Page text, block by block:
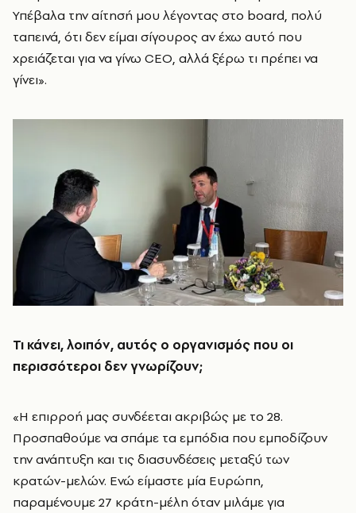
Υπέβαλα την αίτησή μου λέγοντας στο board, πολύ
ταπεινά, ότι δεν είμαι σίγουρος αν έχω αυτό που
χρειάζεται για να γίνω CEO, αλλά ξέρω τι πρέπει να
γίνει».
Τι κάνει, λοιπόν, αυτός ο οργανισμός που οι
περισσότεροι δεν γνωρίζουν;
«Η επιρροή μας συνδέεται ακριβώς με το 28.
Προσπαθούμε να σπάμε τα εμπόδια που εμποδίζουν
την ανάπτυξη και τις διασυνδέσεις μεταξύ των
κρατών-μελών. Ενώ είμαστε μία Ευρώπη,
παραμένουμε 27 κράτη-μέλη όταν μιλάμε για